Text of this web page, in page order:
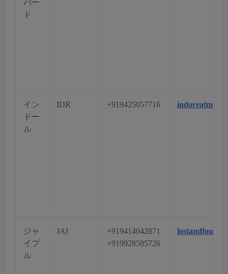
バー
ド
イン
ドー
ル
IDR +919425057716
ジャ
イプ
ル
JAI
+919414042871
+919928585726